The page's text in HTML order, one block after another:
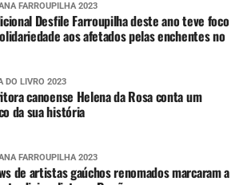
FARROUPILHA 2023
Desfile Farroupilha deste ano teve foco
aos afetados pelas enchentes no
DO LIVRO 2023
canoense Helena da Rosa conta um
da sua história
FARROUPILHA 2023
de artistas gaúchos renomados marcaram a